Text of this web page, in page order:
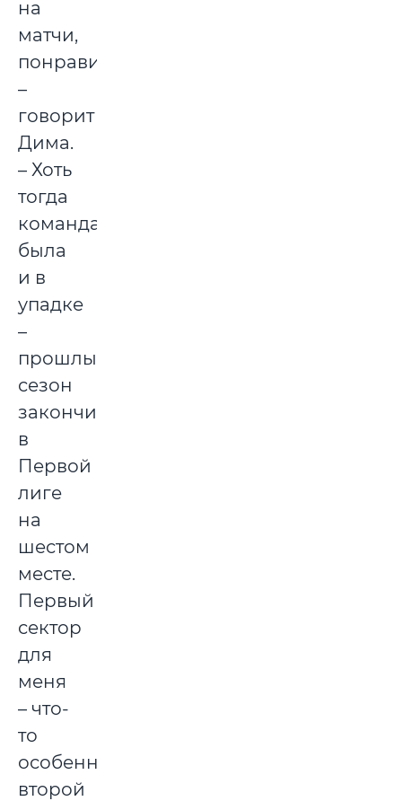
на
матчи,
понравилось,
–
говорит
Дима.
– Хоть
тогда
команда
была
и в
упадке
–
прошлый
сезон
закончили
в
Первой
лиге
на
шестом
месте.
Первый
сектор
для
меня
– что-
то
особенное,
второй